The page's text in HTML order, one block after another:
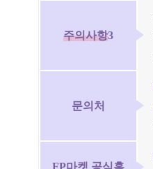
주의사항3
문의처
FP마켓 공식홈